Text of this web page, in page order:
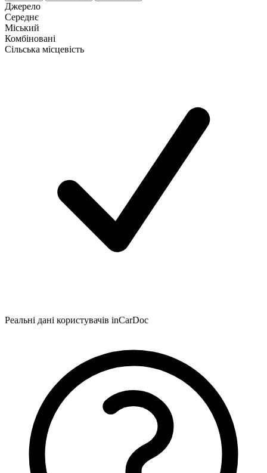
Джерело
Середнє
Міський
Комбіновані
Сільська місцевість
Реальні дані користувачів inCarDoc